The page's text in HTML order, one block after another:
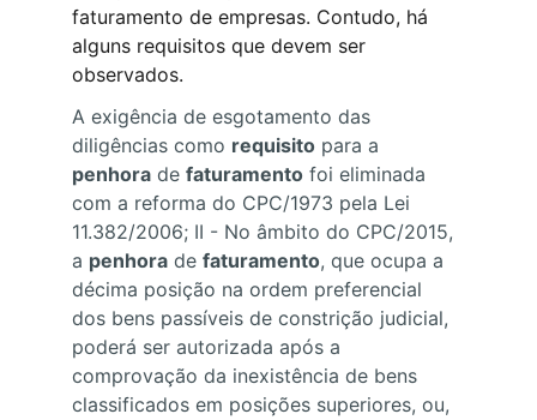
faturamento de empresas. Contudo, há
alguns requisitos que devem ser
observados.
A exigência de esgotamento das
diligências como requisito para a
penhora de faturamento foi eliminada
com a reforma do CPC/1973 pela Lei
11.382/2006; II - No âmbito do CPC/2015,
a penhora de faturamento, que ocupa a
décima posição na ordem preferencial
dos bens passíveis de constrição judicial,
poderá ser autorizada após a
comprovação da inexistência de bens
classificados em posições superiores, ou,